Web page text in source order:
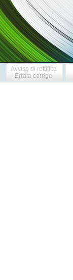
Avviso di rettifica
Errata corrige